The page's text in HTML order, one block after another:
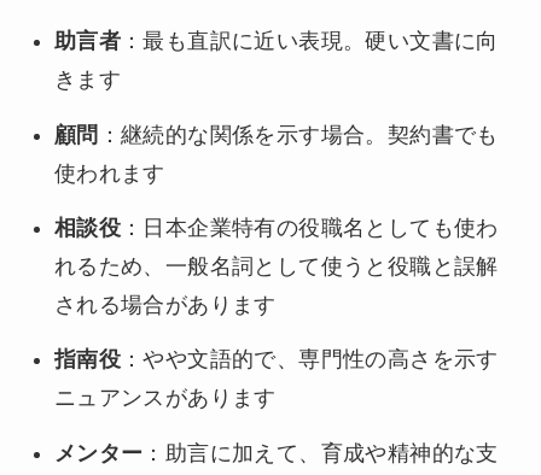
助言者 ：最も直訳に近い表現。硬い文書に向
きます
顧問 ：継続的な関係を示す場合。契約書でも
使われます
相談役 ：日本企業特有の役職名としても使わ
れるため、一般名詞として使うと役職と誤解
される場合があります
指南役 ：やや文語的で、専門性の高さを示す
ニュアンスがあります
メンター ：助言に加えて、育成や精神的な支